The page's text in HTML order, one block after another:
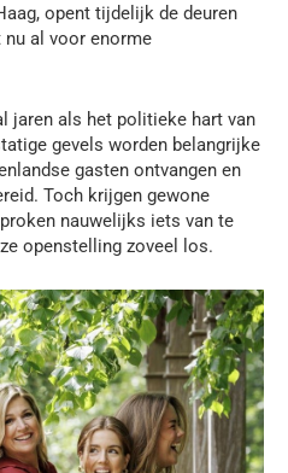
opent tijdelijk de deuren
al voor enorme
jaren als het politieke hart van
gevels worden belangrijke
gasten ontvangen en
Toch krijgen gewone
nauwelijks iets van te
openstelling zoveel los.